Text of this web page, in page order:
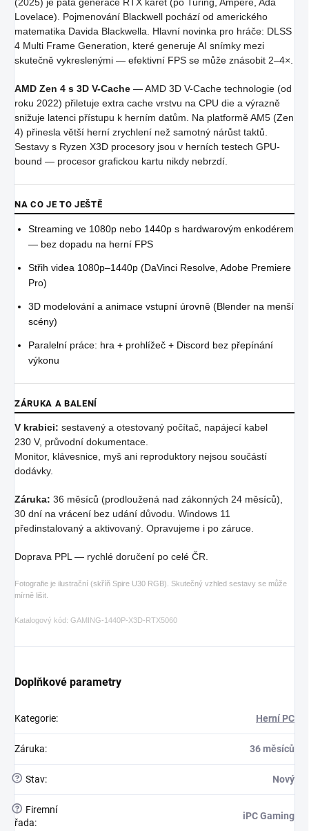
(2025) je pátá generace RTX karet (po Turing, Ampere, Ada
Lovelace). Pojmenování Blackwell pochází od amerického
matematika Davida Blackwella. Hlavní novinka pro hráče: DLSS
4 Multi Frame Generation, které generuje AI snímky mezi
skutečně vykreslenými — efektivní FPS se může znásobit 2–4×.
AMD Zen 4 s 3D V-Cache — AMD 3D V-Cache technologie (od
roku 2022) přiletuje extra cache vrstvu na CPU die a výrazně
snižuje latenci přístupu k herním datům. Na platformě AM5 (Zen
4) přinesla větší herní zrychlení než samotný nárůst taktů.
Sestavy s Ryzen X3D procesory jsou v herních testech GPU-
bound — procesor grafickou kartu nikdy nebrzdí.
NA CO JE TO JEŠTĚ
Streaming ve 1080p nebo 1440p s hardwarovým enkodérem
— bez dopadu na herní FPS
Střih videa 1080p–1440p (DaVinci Resolve, Adobe Premiere
Pro)
3D modelování a animace vstupní úrovně (Blender na menší
scény)
Paralelní práce: hra + prohlížeč + Discord bez přepínání
výkonu
ZÁRUKA A BALENÍ
V krabici: sestavený a otestovaný počítač, napájecí kabel
230 V, průvodní dokumentace.
Monitor, klávesnice, myš ani reproduktory nejsou součástí
dodávky.
Záruka: 36 měsíců (prodloužená nad zákonných 24 měsíců),
30 dní na vrácení bez udání důvodu. Windows 11
předinstalovaný a aktivovaný. Opravujeme i po záruce.
Doprava PPL — rychlé doručení po celé ČR.
Fotografie je ilustrační (skříň Spire U30 RGB). Skutečný vzhled sestavy se může
mírně lišit.
Katalogový kód: GAMING-1440P-X3D-RTX5060
Doplňkové parametry
Kategorie: Herní PC
Záruka: 36 měsíců
? Stav: Nový
?
Firemní
řada:
iPC Gaming